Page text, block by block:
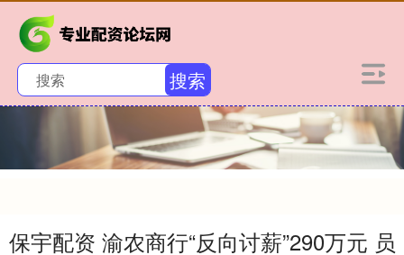
搜索
保宇配资 渝农商行“反向讨薪”290万元 员